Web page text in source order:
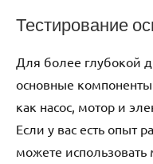
Тестирование
Для более глубокой
основные
как насос, мотор и
Если у вас есть опыт
можете